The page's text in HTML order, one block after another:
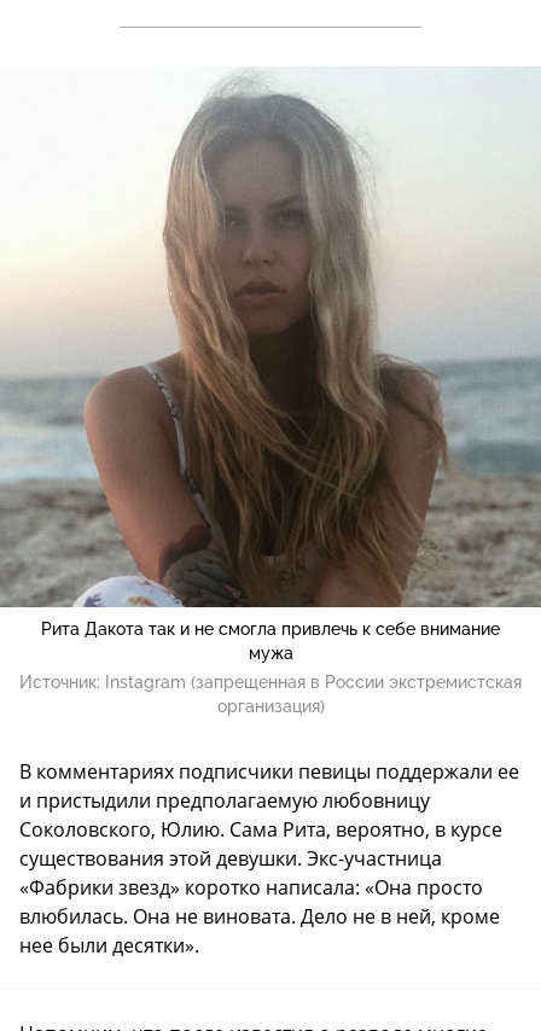
Рита Дакота так и не смогла привлечь к себе внимание
мужа
Источник:
Instagram (запрещенная в России экстремистская
организация)
В комментариях подписчики певицы поддержали ее
и пристыдили предполагаемую любовницу
Соколовского, Юлию. Сама Рита, вероятно, в курсе
существования этой девушки. Экс-участница
«Фабрики звезд» коротко написала: «Она просто
влюбилась. Она не виновата. Дело не в ней, кроме
нее были десятки».